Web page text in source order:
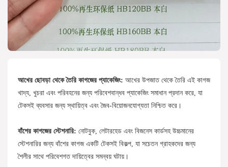
আখের ছোবড়া থেকে তৈরি কাগজের প্যাকেজিং: আখের উপজাত থেকে তৈরি এই কাগজ
খাদ্য, খুচরা এবং পরিবহনের জন্য পরিবেশবান্ধব প্যাকেজিং সমাধান প্রদান করে, যা
টেকসই ব্যবসার জন্য স্থায়িত্ব এবং জৈব-বিয়োজনযোগ্যতা নিশ্চিত করে।
বাঁশের কাগজের স্টেশনারি: নোটবুক, লেটারহেড এবং বিজনেস কার্ডসহ উচ্চমানের
স্টেশনারির জন্য বাঁশের কাগজ একটি টেকসই বিকল্প, যা সচেতন গ্রাহকদের জন্য
শৈলীর সাথে পরিবেশগত দায়িত্বের সমন্বয় ঘটায়।